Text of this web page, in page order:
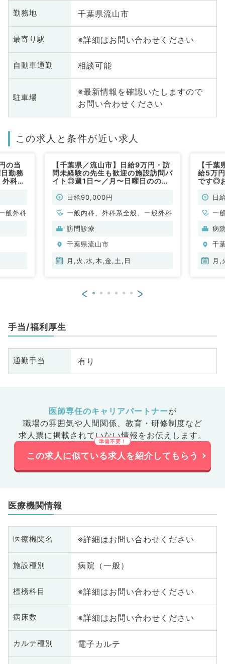
勤務地 千葉県流山市
最寄り駅 ※詳細はお問い合わせください
自動車通勤 相談可能
駐車場
※最新情報を確認いたしますので
お問い合わせください
この求人と条件が近い求人
の当
勤務
科系
般外科
【千葉県／流山市】日給9万円・訪
問未経験の先生も歓迎の施設訪問バ
イト◎週1日〜／月〜日曜日ののい
時短勤務も応相談です（内科系／非
日給90,000円
一般内科、外科系全般、一般外科
訪問診療
千葉県流山市
月,火,水,木,金,土,日
【千
給5万
です◎
日
一
科
病
千
月,
< >
手当/福利厚生
通勤手当 有り
医師専任のキャリアパートナーが
職場の雰囲気や人間関係、 教育・研修制度など
求人票に掲載されていない情報をお伝えします。
この求人に似ている求人を紹介してもらう
医療機関情報
医療機関名 ※詳細はお問い合わせください
施設種別 病院（一般）
標榜科目 ※詳細はお問い合わせください
病床数 ※詳細はお問い合わせください
カルテ種別 電子カルテ